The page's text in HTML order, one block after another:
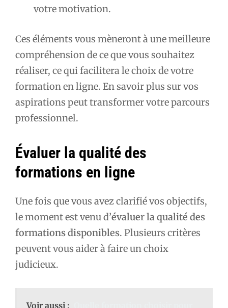
votre motivation.
Ces éléments vous mèneront à une meilleure
compréhension de ce que vous souhaitez
réaliser, ce qui facilitera le choix de votre
formation en ligne. En savoir plus sur vos
aspirations peut transformer votre parcours
professionnel.
Évaluer la qualité des
formations en ligne
Une fois que vous avez clarifié vos objectifs,
le moment est venu d’évaluer la qualité des
formations disponibles. Plusieurs critères
peuvent vous aider à faire un choix
judicieux.
Voir aussi :